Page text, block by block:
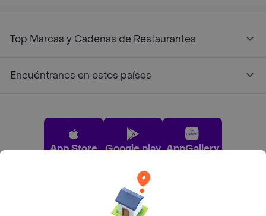
Top Marcas y Cadenas de Restaurantes
Encuéntranos en estos países
App Store Google play AppGallery
Pide tu comida favorita cerca de ti